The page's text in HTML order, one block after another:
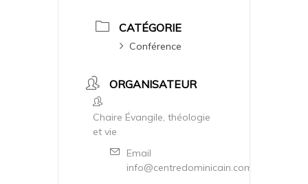
CATÉGORIE
Conférence
ORGANISATEUR
Chaire Évangile, théologie
et vie
Email
info@centredominicain.com